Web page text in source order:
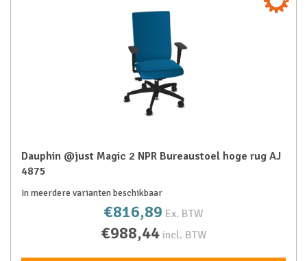
Dauphin @just Magic 2 NPR Bureaustoel hoge rug AJ
4875
In meerdere varianten beschikbaar
€816,89 Ex. BTW
€988,44 incl. BTW